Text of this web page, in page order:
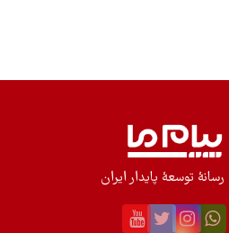
رسانۀ توسعۀ پایدار ایران